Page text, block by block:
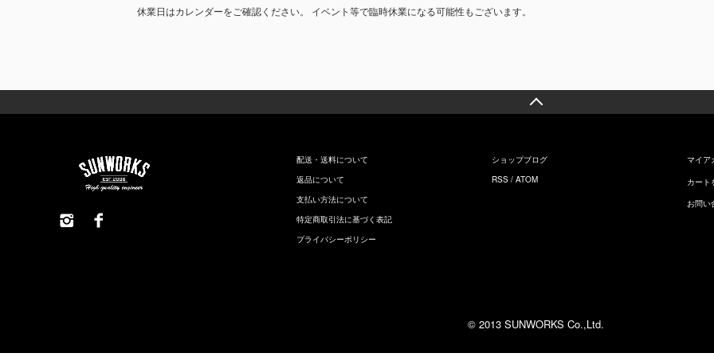
休業日はカレンダーをご確認ください。 イベント等で臨時休業になる可能性もございます。
配送・送料について
返品について
支払い方法について
特定商取引法に基づく表記
プライバシーポリシー
ショップブログ
RSS / ATOM
マイア
カート
お問い
© 2013 SUNWORKS Co.,Ltd.